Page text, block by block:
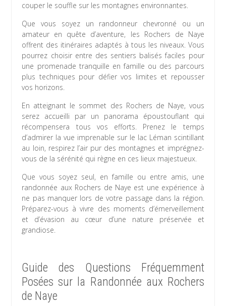
couper le souffle sur les montagnes environnantes.
Que vous soyez un randonneur chevronné ou un
amateur en quête d’aventure, les Rochers de Naye
offrent des itinéraires adaptés à tous les niveaux. Vous
pourrez choisir entre des sentiers balisés faciles pour
une promenade tranquille en famille ou des parcours
plus techniques pour défier vos limites et repousser
vos horizons.
En atteignant le sommet des Rochers de Naye, vous
serez accueilli par un panorama époustouflant qui
récompensera tous vos efforts. Prenez le temps
d’admirer la vue imprenable sur le lac Léman scintillant
au loin, respirez l’air pur des montagnes et imprégnez-
vous de la sérénité qui règne en ces lieux majestueux.
Que vous soyez seul, en famille ou entre amis, une
randonnée aux Rochers de Naye est une expérience à
ne pas manquer lors de votre passage dans la région.
Préparez-vous à vivre des moments d’émerveillement
et d’évasion au cœur d’une nature préservée et
grandiose.
Guide des Questions Fréquemment
Posées sur la Randonnée aux Rochers
de Naye